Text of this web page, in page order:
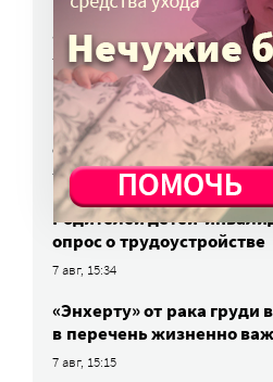
Вторая волна клещей
августа — начале сентября
7 авг, 19:25
Родных, которые могут
из проблемной семьи,
с полицией
7 авг, 17:06
Родителей детей-
опрос о трудоустройстве
7 авг, 15:34
«Энхерту» от рака груди
в перечень жизненно
7 авг, 15:15